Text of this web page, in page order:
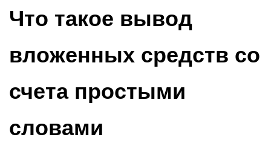
Что такое вывод
вложенных средств со
счета простыми
словами